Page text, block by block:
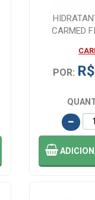
CARMED
POR: